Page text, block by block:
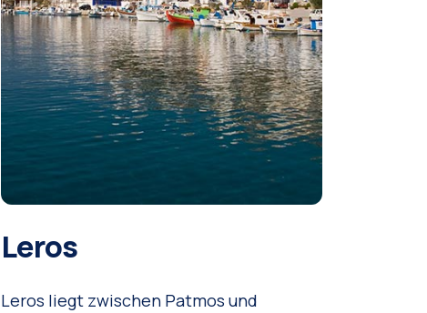
Leros
Leros liegt zwischen Patmos und